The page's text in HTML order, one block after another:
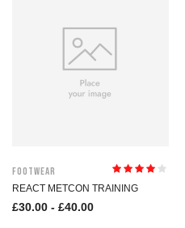
Footwear
Valutato
4.00su 5
REACT METCON TRAINING
£30.00 - £40.00